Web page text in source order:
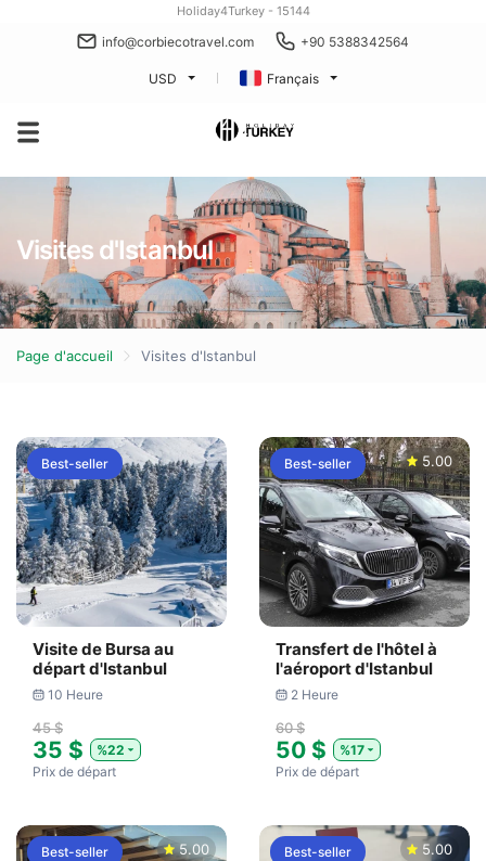
Holiday4Turkey - 15144
info@corbiecotravel.com +90 5388342564
USD Français
Visites d'Istanbul
Page d'accueil Visites d'Istanbul
Best-seller
Visite de Bursa au
départ d'Istanbul
10 Heure
45 $
35 $
%22
Prix ​​de départ
Best-seller 5.00
Transfert de l'hôtel à
l'aéroport d'Istanbul
2 Heure
60 $
50 $
%17
Prix ​​de départ
Best-seller 5.00 Best-seller 5.00